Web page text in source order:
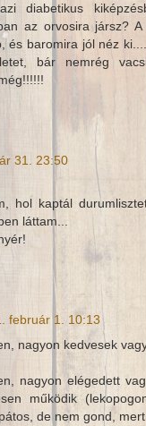
diabetikus
az orvosira jársz?
és baromira jól néz
bár nemrég
31. 23:50
hol kaptál
láttam...
február 1. 10:13
nagyon kedvesek
nagyon elégedett
működik
de nem gond,